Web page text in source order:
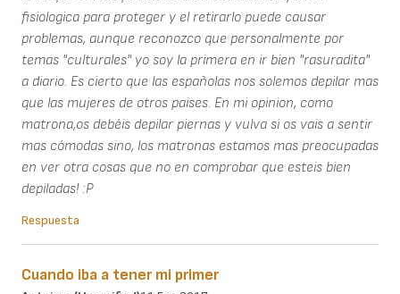
fisiologica para proteger y el retirarlo puede causar
problemas, aunque reconozco que personalmente por
temas "culturales" yo soy la primera en ir bien "rasuradita"
a diario. Es cierto que las españolas nos solemos depilar mas
que las mujeres de otros paises. En mi opinion, como
matrona,os debéis depilar piernas y vulva si os vais a sentir
mas cómodas sino, los matronas estamos mas preocupadas
en ver otra cosas que no en comprobar que esteis bien
depiladas! :P
Respuesta
Cuando iba a tener mi primer